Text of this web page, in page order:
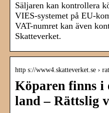
Säljaren kan kontrollera
VIES-systemet på EU-
VAT-numret kan även
Skatteverket.
http s://www4.skatteverket.se ›
Köparen finns i
land – Rättslig